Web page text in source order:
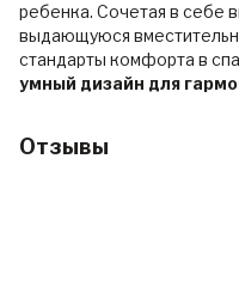
ребенка. Сочетая в себе
выдающуюся
стандарты комфорта в
умный дизайн для
Отзывы